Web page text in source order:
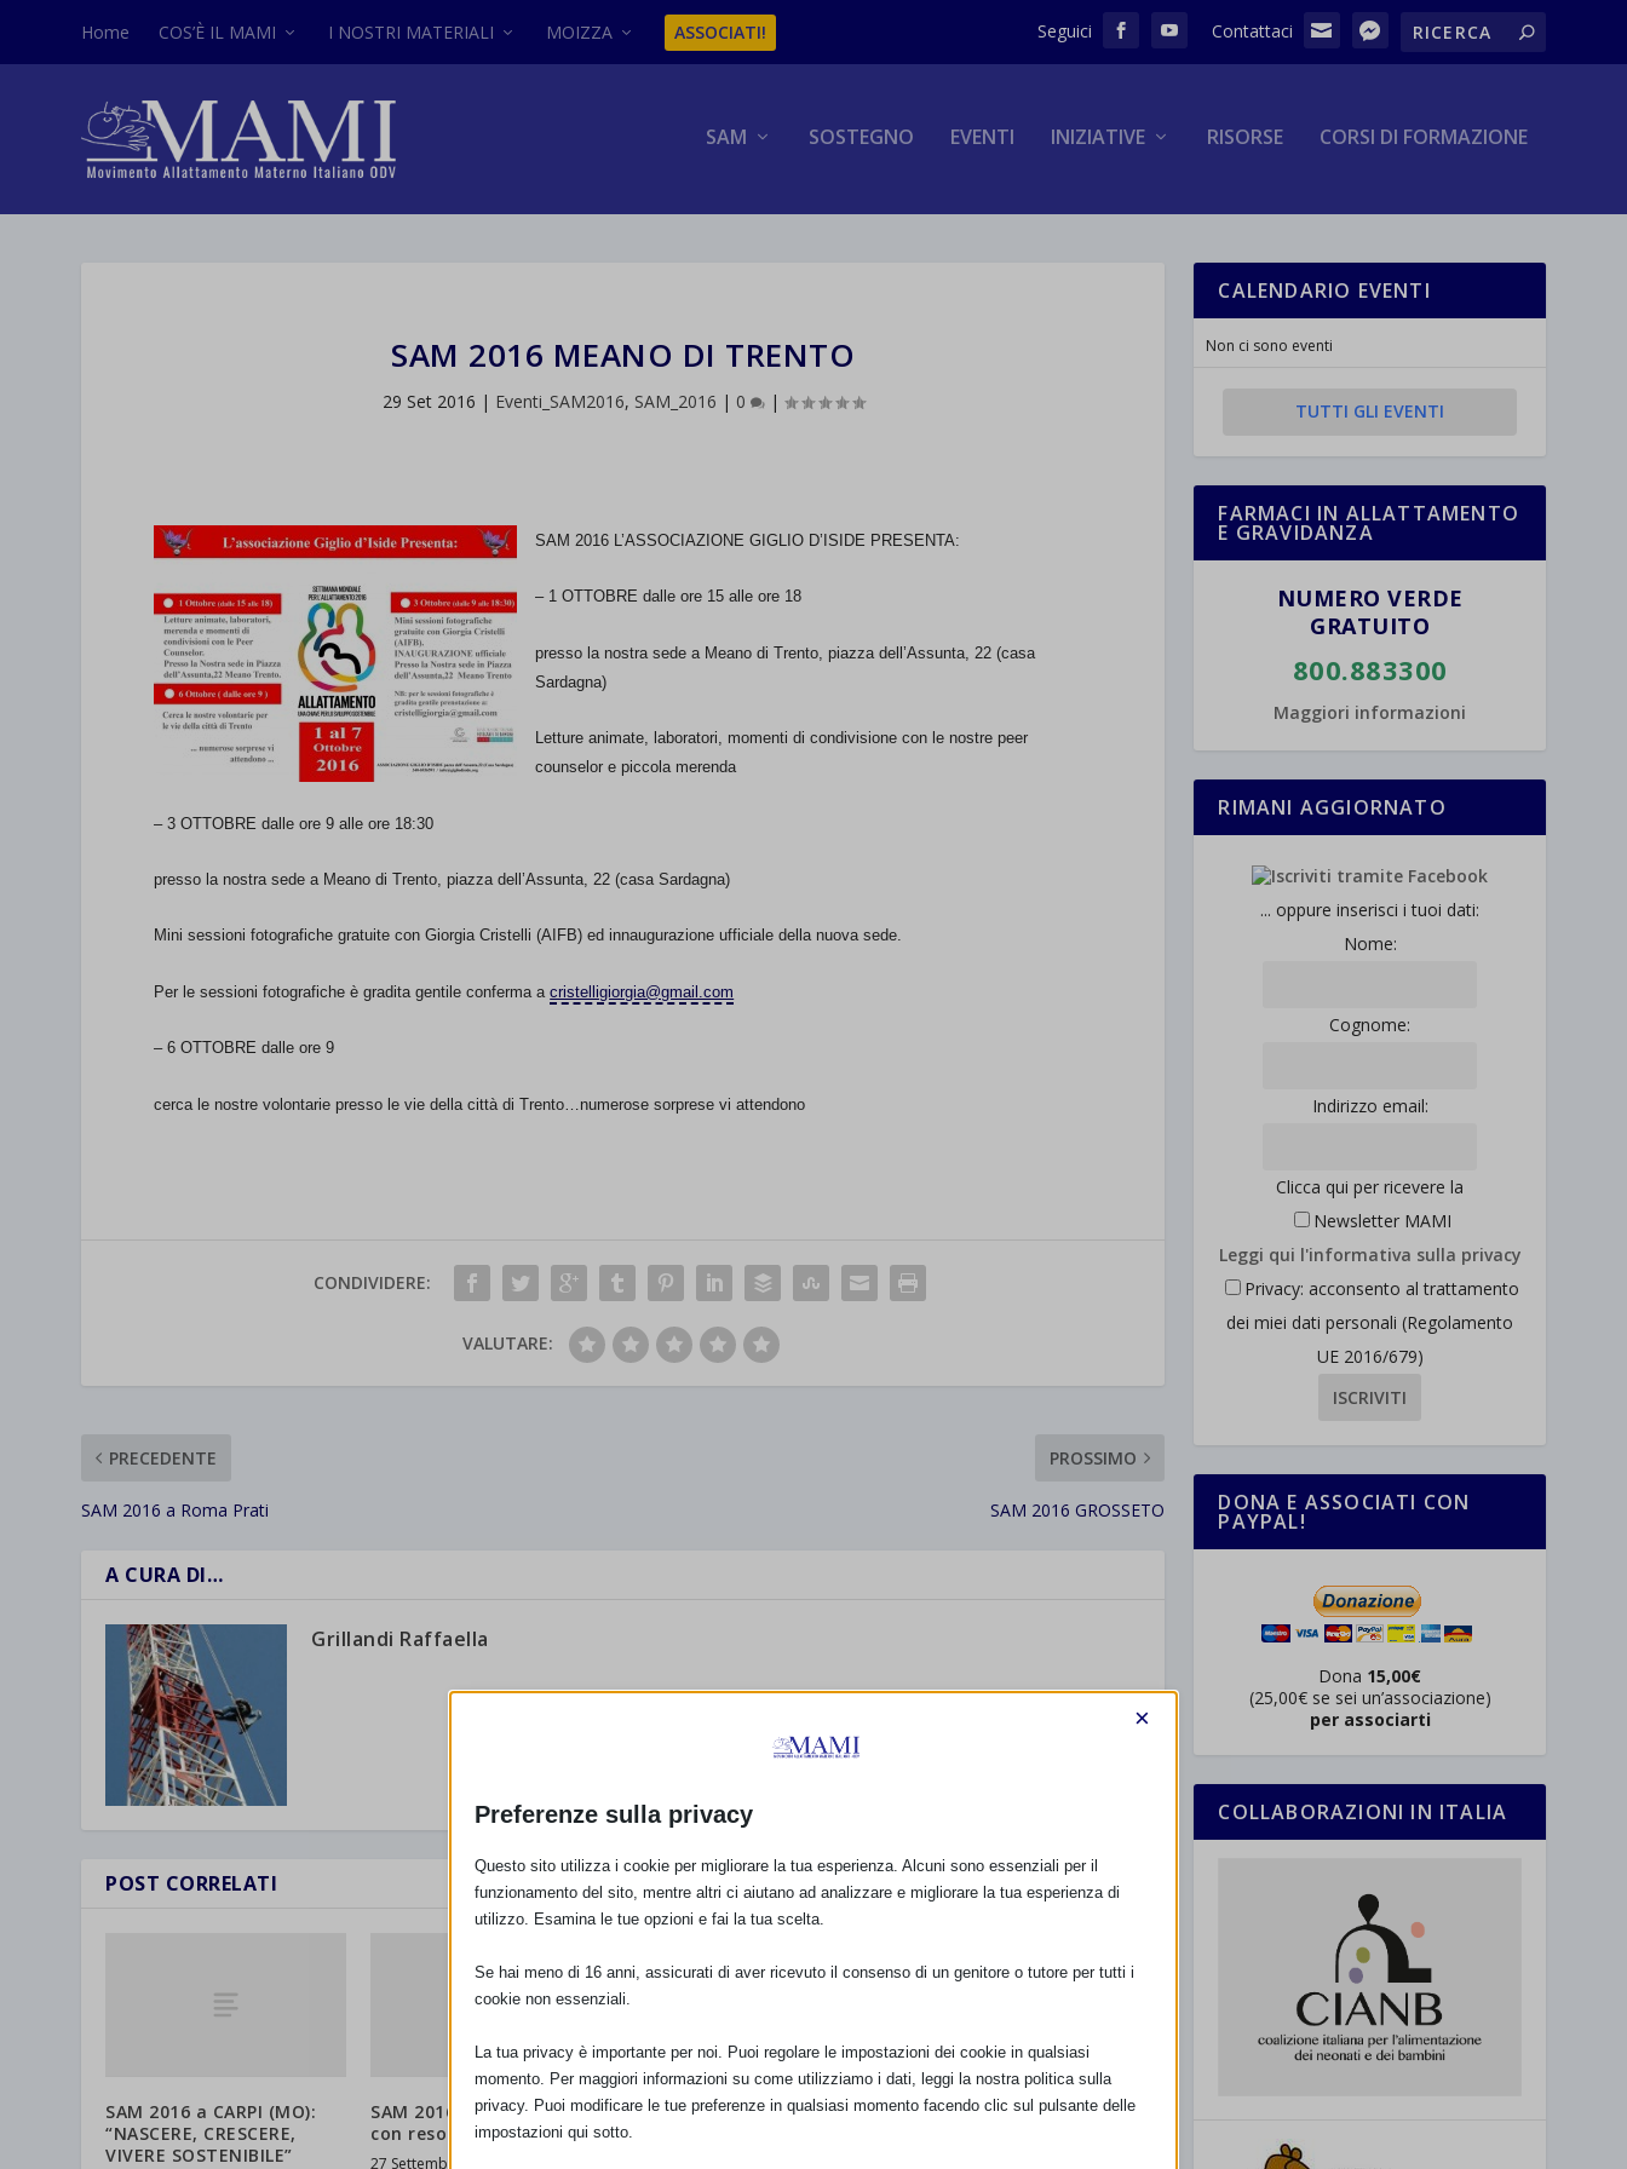
Home COS’È IL MAMI I NOSTRI MATERIALI MOIZZA ASSOCIATI!
SAM SOSTEGNO EVENTI INIZIATIVE RISORSE CORSI DI FORMAZIONE
SAM 2016 MEANO DI TRENTO
29 Set 2016 | Eventi_SAM2016, SAM_2016 | 0 |
SAM 2016 L’ASSOCIAZIONE GIGLIO D’ISIDE PRESENTA:
– 1 OTTOBRE dalle ore 15 alle ore 18
presso la nostra sede a Meano di Trento, piazza dell’Assunta, 22 (casa
Sardagna)
Letture animate, laboratori, momenti di condivisione con le nostre peer
counselor e piccola merenda
– 3 OTTOBRE dalle ore 9 alle ore 18:30
presso la nostra sede a Meano di Trento, piazza dell’Assunta, 22 (casa Sardagna)
Mini sessioni fotografiche gratuite con Giorgia Cristelli (AIFB) ed innaugurazione ufficiale della nuova sede.
Per le sessioni fotografiche è gradita gentile conferma acristelligiorgia@gmail.com
– 6 OTTOBRE dalle ore 9
cerca le nostre volontarie presso le vie della città di Trento…numerose sorprese vi attendono
CONDIVIDERE:
VALUTARE:
PRECEDENTE
SAM 2016 a Roma Prati
PROSSIMO
SAM 2016 GROSSETO
A CURA DI…
Grillandi Raffaella
POST CORRELATI
SAM 2016 a CARPI (MO):
“NASCERE, CRESCERE,
VIVERE SOSTENIBILE”
SAM 2016 a Follonica (GR)
con resoconto
27 Settembre 2016
SAM 2016 POGGIBONSI (SI)
CALENDARIO EVENTI
Non ci sono eventi
TUTTI GLI EVENTI
FARMACI IN ALLATTAMENTO
E GRAVIDANZA
NUMERO VERDE
GRATUITO
800.883300
Maggiori informazioni
RIMANI AGGIORNATO
... oppure inserisci i tuoi dati:
Nome:
Cognome:
Indirizzo email:
Clicca qui per ricevere la
Newsletter MAMI
Leggi qui l'informativa sulla privacy
Privacy: acconsento al trattamento
dei miei dati personali (Regolamento
UE 2016/679)
DONA E ASSOCIATI CON
PAYPAL!
Dona 15,00€
(25,00€ se sei un’associazione)
per associarti
COLLABORAZIONI IN ITALIA
Preferenze sulla privacy
×
Questo sito utilizza i cookie per migliorare la tua esperienza. Alcuni sono essenziali per il
funzionamento del sito, mentre altri ci aiutano ad analizzare e migliorare la tua esperienza di
utilizzo. Esamina le tue opzioni e fai la tua scelta.
Se hai meno di 16 anni, assicurati di aver ricevuto il consenso di un genitore o tutore per tutti i
cookie non essenziali.
La tua privacy è importante per noi. Puoi regolare le impostazioni dei cookie in qualsiasi
momento. Per maggiori informazioni su come utilizziamo i dati, leggi la nostra politica sulla
privacy. Puoi modificare le tue preferenze in qualsiasi momento facendo clic sul pulsante delle
impostazioni qui sotto.